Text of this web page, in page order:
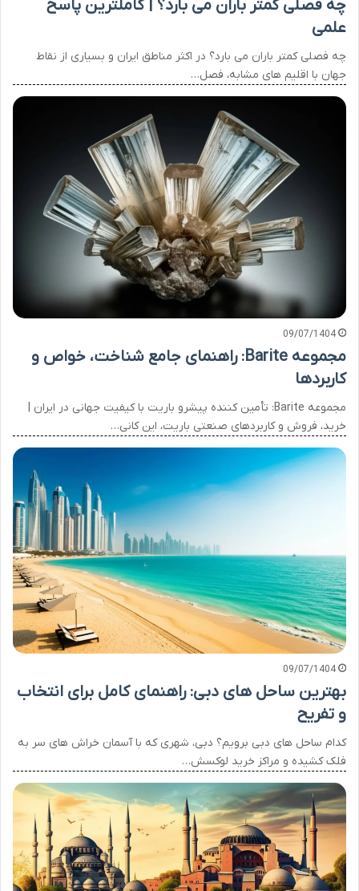
چه فصلی کمتر باران می بارد؟ | کاملترین پاسخ
علمی
چه فصلی کمتر باران می بارد؟ در اکثر مناطق ایران و بسیاری از نقاط
جهان با اقلیم های مشابه، فصل…
09/07/1404
مجموعه Barite: راهنمای جامع شناخت، خواص و
کاربردها
مجموعه Barite: تأمین کننده پیشرو باریت با کیفیت جهانی در ایران |
خرید، فروش و کاربردهای صنعتی باریت، این کانی…
09/07/1404
بهترین ساحل های دبی: راهنمای کامل برای انتخاب
و تفریح
کدام ساحل های دبی برویم؟ دبی، شهری که با آسمان خراش های سر به
فلک کشیده و مراکز خرید لوکسش…